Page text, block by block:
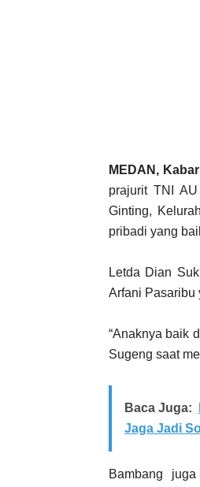
MEDAN,
prajurit TNI
Ginting,
pribadi yang
Letda Dian
Arfani Pasaribu
“Anaknya baik
Sugeng saat
Baca Juga:
Jaga Jadi
Bambang